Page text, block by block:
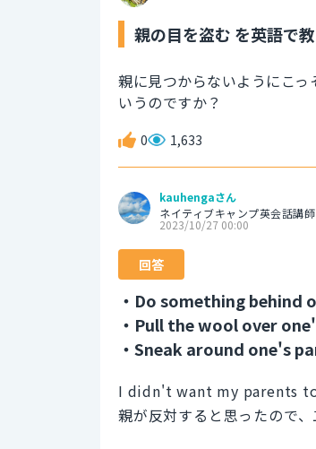
親の目を盗む を英語で教
親に見つからないようにこ
いうのですか？
0 1,633
kauhengaさん
ネイティブキャンプ英会話講師
2023/10/27 00:00
回答
・Do something behind
・Pull the wool over
・Sneak around one's
I didn't want my parents
親が反対すると思ったので